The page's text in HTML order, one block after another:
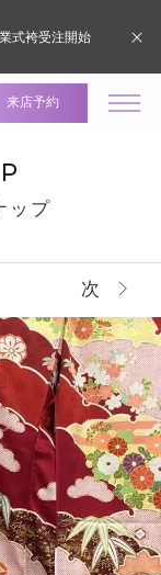
来店予約
ップ
次
式袴受注開始